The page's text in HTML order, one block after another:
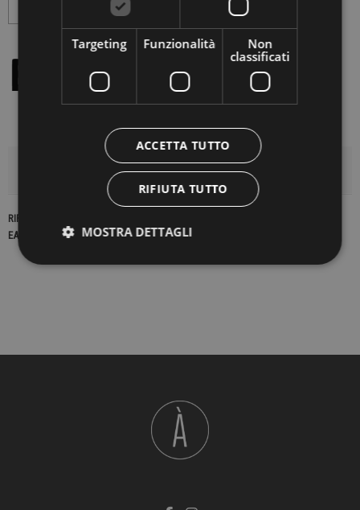
DETTAGLI DEL PRODOTTO
RIFERIMENTO
EAN13
2900000179899
Targeting Funzionalità
Non
classificati
ACCETTA TUTTO
RIFIUTA TUTTO
MOSTRA DETTAGLI